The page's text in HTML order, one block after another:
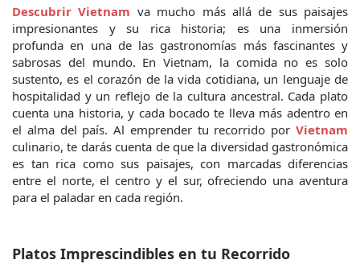
Descubrir Vietnam va mucho más allá de sus paisajes
impresionantes y su rica historia; es una inmersión
profunda en una de las gastronomías más fascinantes y
sabrosas del mundo. En Vietnam, la comida no es solo
sustento, es el corazón de la vida cotidiana, un lenguaje de
hospitalidad y un reflejo de la cultura ancestral. Cada plato
cuenta una historia, y cada bocado te lleva más adentro en
el alma del país. Al emprender tu recorrido por Vietnam
culinario, te darás cuenta de que la diversidad gastronómica
es tan rica como sus paisajes, con marcadas diferencias
entre el norte, el centro y el sur, ofreciendo una aventura
para el paladar en cada región.
Platos Imprescindibles en tu Recorrido